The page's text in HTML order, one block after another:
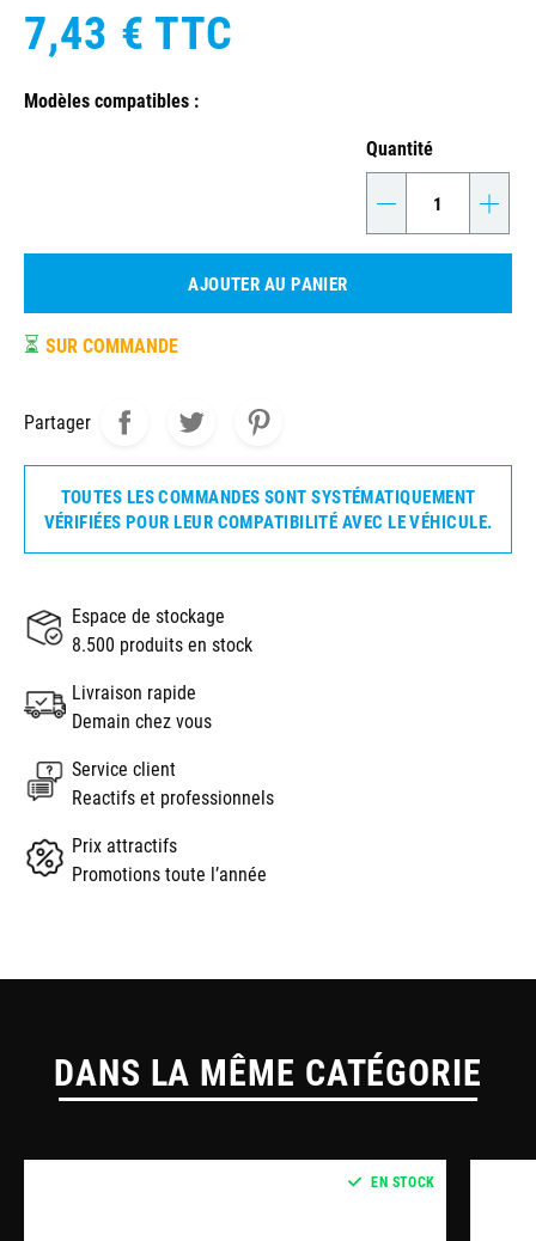
7,43 € TTC
Modèles compatibles :
Quantité
- +
AJOUTER AU PANIER
⏳ SUR COMMANDE
Partager
TOUTES LES COMMANDES SONT SYSTÉMATIQUEMENT
VÉRIFIÉES POUR LEUR COMPATIBILITÉ AVEC LE VÉHICULE.
Espace de stockage
8.500 produits en stock
Livraison rapide
Demain chez vous
Service client
Reactifs et professionnels
Prix attractifs
Promotions toute l’année
DANS LA MÊME CATÉGORIE
EN STOCK